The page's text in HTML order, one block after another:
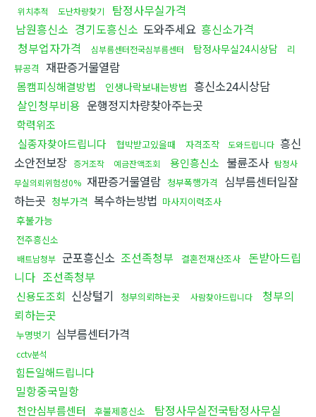
위치추적 도난차량찾기
탐정사무실가격
남원흥신소 경기도흥신소 도와주세요 흥신소가격
청부업자가격
심부름센터전국심부름센터 탐정사무실24시상담
리
뷰공격
재판증거물열람
몸캠피싱해결방법 인생나락보내는방법 흥신소24시상담
살인청부비용 운행정지차량찾아주는곳
학력위조
실종자찾아드립니다
협박받고있을때 자격조작 도와드립니다 흥신
소안전보장 증거조작 예금잔액조회 용인흥신소 불륜조사 탐정사
무실의뢰위험성0% 재판증거물열람 청부폭행가격
심부름센터일잘
하는곳 청부가격 복수하는방법 마사지이력조사
후불가능
전주흥신소
배트남청부 군포흥신소 조선족청부 결혼전재산조사
돈받아드립
니다 조선족청부
신용도조회 신상털기 청부의뢰하는곳 사람찾아드립니다
청부의
뢰하는곳
누명벗기 심부름센터가격
cctv분석
힘든일해드립니다
밀항중국밀항
천안심부름센터 후불제흥신소
탐정사무실전국탐정사무실